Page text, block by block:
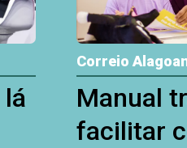
Correio
Manual
facilitar